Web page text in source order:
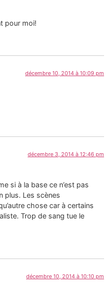
pour moi!
décembre 10, 2014 à 10:09 pm
décembre 3, 2014 à 12:46 pm
si à la base ce n’est pas
plus. Les scènes
chose car à certains
Trop de sang tue le
décembre 10, 2014 à 10:10 pm